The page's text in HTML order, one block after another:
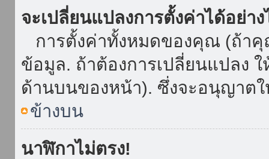
จะเปลี่ยนแปลงการตั้งค่าได้อย่าง
การตั้งค่าทั้งหมดของคุณ (ถ้าคุ
ข้อมูล. ถ้าต้องการเปลี่ยนแปลง
ด้านบนของหน้า). ซึ่งจะอนุญาต
ข้างบน
นาฬิกาไม่ตรง!